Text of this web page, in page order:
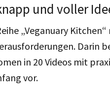
und voller
„Veganuary
Darin
in 20 Videos mit
vor.